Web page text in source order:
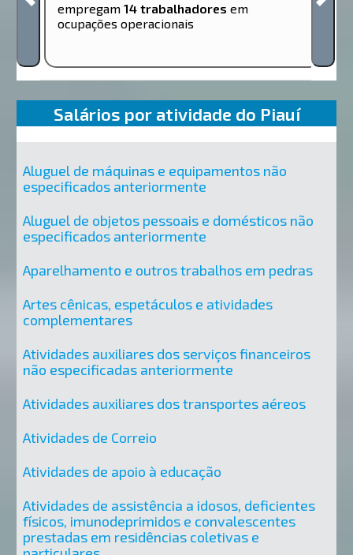
empregam 14 trabalhadores em
ocupações operacionais
Salários por atividade do Piauí
Aluguel de máquinas e equipamentos não
especificados anteriormente
Aluguel de objetos pessoais e domésticos não
especificados anteriormente
Aparelhamento e outros trabalhos em pedras
Artes cênicas, espetáculos e atividades
complementares
Atividades auxiliares dos serviços financeiros
não especificadas anteriormente
Atividades auxiliares dos transportes aéreos
Atividades de Correio
Atividades de apoio à educação
Atividades de assistência a idosos, deficientes
físicos, imunodeprimidos e convalescentes
prestadas em residências coletivas e